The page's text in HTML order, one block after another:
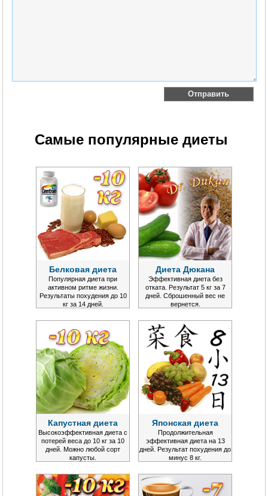
Самые популярные диеты
Белковая диета
Популярная диета при
активном ритме жизни.
Результаты похудения до 10
кг за 14 дней.
Диета Дюкана
Эффективная диета без
отката. Результат 5 кг за 7
дней. Сброшенный вес не
вернется.
Капустная диета
Высокоэффективная диета с
потерей веса до 10 кг за 10
дней. Можно любой сорт
капусты.
Японская диета
Продолжительная
эффективная диета на 13
дней. Результат похудения до
минус 8 кг.